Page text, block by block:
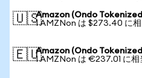
🇺🇸Amazon (Ondo
1 AMZNon は $273.40 に相
🇪🇺Amazon (Ondo
1 AMZNon は €237.01 に相